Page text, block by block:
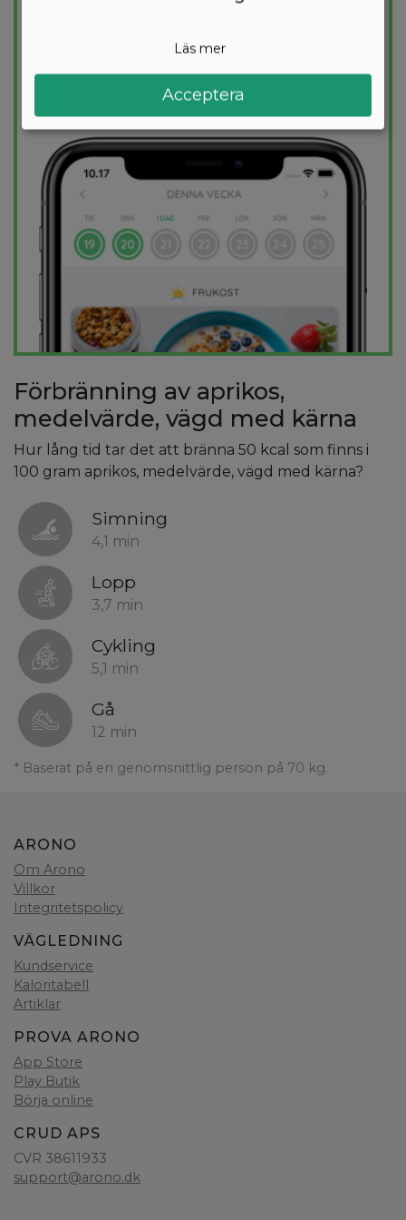
kalorimål varje dag.
PROVAGRATIS
Förbränning av aprikos,
medelvärde, vägd med kärna
Hur lång tid tar det att bränna 50 kcal som finns i
100 gram aprikos, medelvärde, vägd med kärna?
Simning
4,1 min
Lopp
3,7 min
Cykling
5,1 min
Gå
12 min
* Baserat på en genomsnittlig person på 70 kg.
ARONO
Om Arono
Villkor
Integritetspolicy
VÄGLEDNING
Kundservice
Kaloritabell
Artiklar
PROVA ARONO
App Store
Play Butik
Börja online
CRUD APS
CVR 38611933
support@arono.dk
Läs mer
Acceptera